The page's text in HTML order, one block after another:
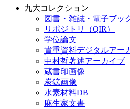
九大コレクション
図書・雑誌・電子ブッ
リポジトリ（QIR）
学位論文
貴重資料デジタルアー
中村哲著述アーカイブ
蔵書印画像
炭鉱画像
水素材料DB
麻生家文書